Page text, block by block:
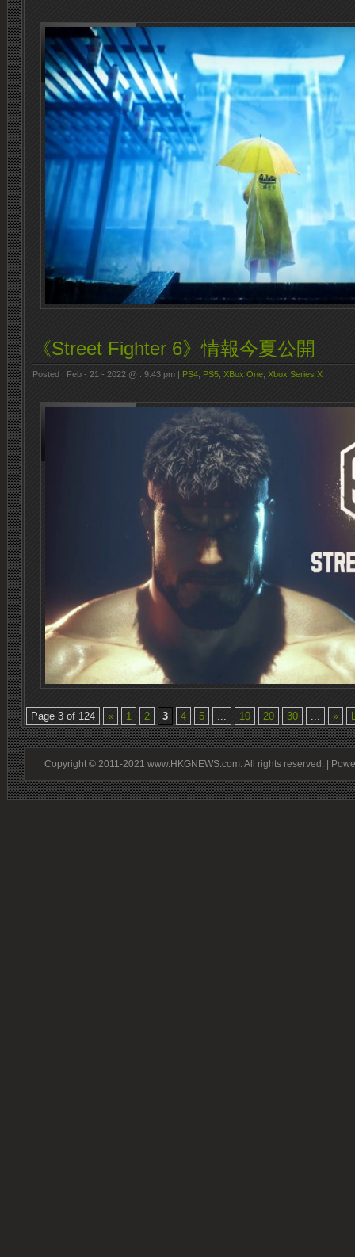
《Street Fighter 6》情報今夏公開
Posted : Feb - 21 - 2022 @ : 9:43 pm | PS4 PS5 XBox One Xbox Series X
Page 3 of 124 « 1 2 3 4 5 ... 10 20 30 ... »
Copyright © 2011-2021 www.HKGNEWS.com. All rights reserved. |